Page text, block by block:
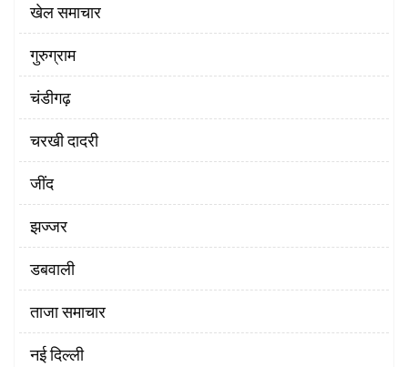
खेल समाचार
गुरुग्राम
चंडीगढ़
चरखी दादरी
‌जींद
झज्जर
डबवाली
ताजा समाचार
नई दिल्ली